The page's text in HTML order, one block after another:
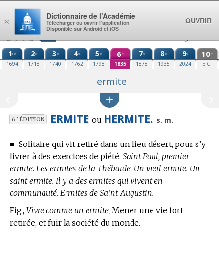
Aller au contenu
1re
1694
2e
1718
3e
1740
4e
1762
5e
1798
6e
1835
7e
1878
8e
1935
9e
2024
10e
E.C.
ermite
6eÉDITION ERMITE ou HERMITE. s. m.
■ Solitaire qui vit retiré dans un lieu désert, pour s’y
livrer à des exercices de piété. Saint Paul, premier
ermite. Les ermites de la Thébaïde. Un vieil ermite. Un
saint ermite. Il y a des ermites qui vivent en
communauté. Ermites de Saint-Augustin.
Fig., Vivre comme un ermite, Mener une vie fort
retirée, et fuir la société du monde.
×
Dictionnaire de l’Académie
Télécharger ou ouvrir l’application
Disponible sur Android et iOS
OUVRIR